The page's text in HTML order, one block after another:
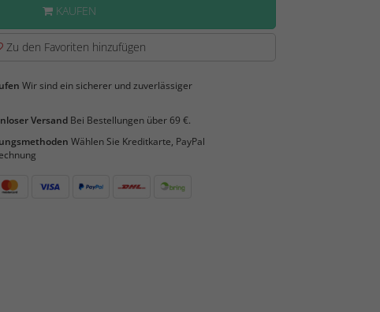
KAUFEN
Zu den Favoriten hinzufügen
Wir sind ein sicherer und zuverlässiger
VersandBei Bestellungen über 69 €.
Wählen Sie Kreditkarte, PayPal